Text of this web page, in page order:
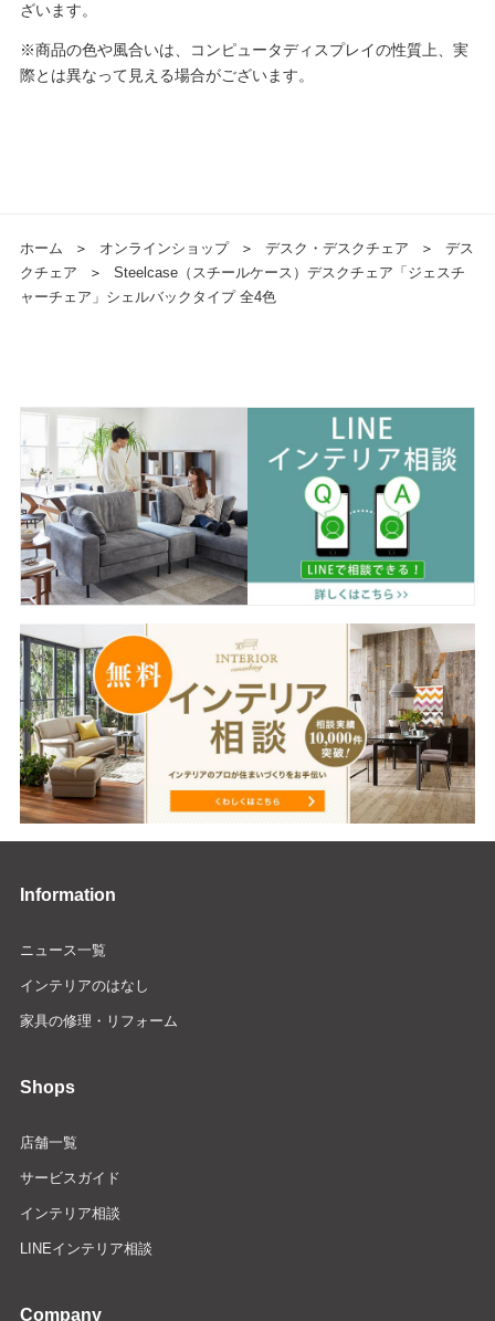
ざいます。
※商品の色や風合いは、コンピュータディスプレイの性質上、実
際とは異なって見える場合がございます。
ホーム ＞ オンラインショップ ＞ デスク・デスクチェア ＞
デス
クチェア
＞
Steelcase（スチールケース）デスクチェア「ジェスチ
ャーチェア」シェルバックタイプ 全4色
Information
ニュース一覧
インテリアのはなし
家具の修理・リフォーム
Shops
店舗一覧
サービスガイド
インテリア相談
LINEインテリア相談
Company